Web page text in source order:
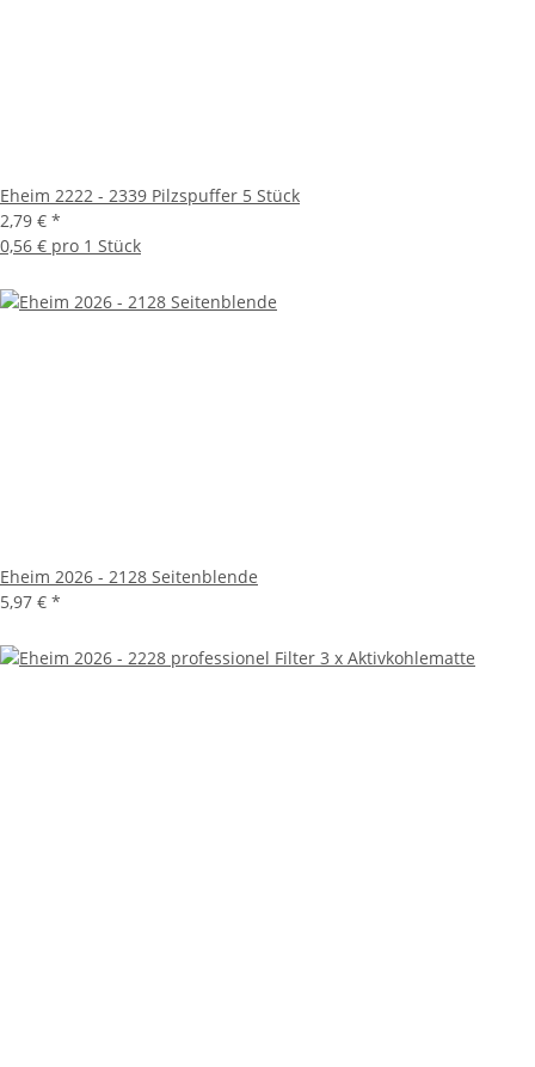
Eheim 2222 - 2339 Pilzspuffer 5 Stück
2,79 € *
0,56 € pro 1 Stück
Eheim 2026 - 2128 Seitenblende
5,97 € *